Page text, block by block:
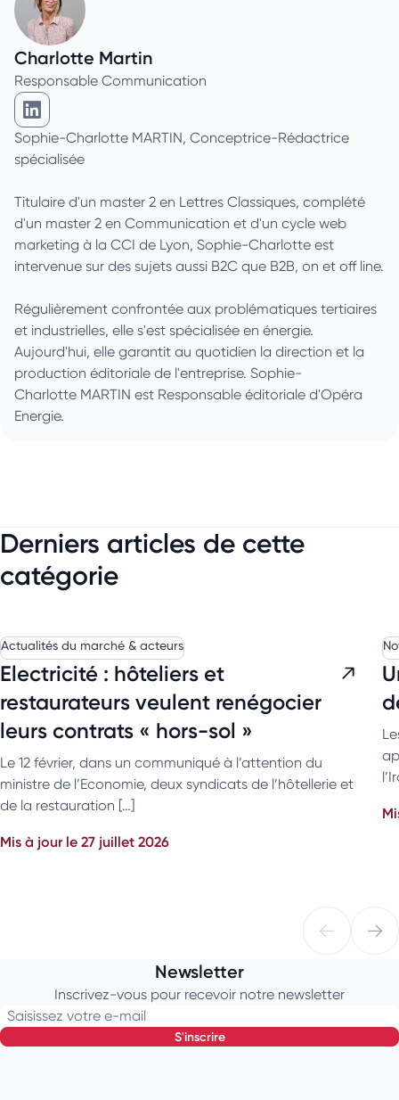
Charlotte Martin
Responsable Communication
Charlotte Martin sur Linkedin
Sophie-Charlotte MARTIN, Conceptrice-Rédactrice
spécialisée
Titulaire d'un master 2 en Lettres Classiques, complété
d'un master 2 en Communication et d'un cycle web
marketing à la CCI de Lyon, Sophie-Charlotte est
intervenue sur des sujets aussi B2C que B2B, on et off line.
Régulièrement confrontée aux problématiques tertiaires
et industrielles, elle s'est spécialisée en énergie.
Aujourd'hui, elle garantit au quotidien la direction et la
production éditoriale de l'entreprise. Sophie-
Charlotte MARTIN est Responsable éditoriale d'Opéra
Energie.
Derniers articles de cette
catégorie
Actualités du marché & acteurs
Electricité : hôteliers et
restaurateurs veulent renégocier
leurs contrats « hors-sol »
Le 12 février, dans un communiqué à l’attention du
ministre de l’Economie, deux syndicats de l’hôtellerie et
de la restauration […]
Mis à jour le 27 juillet 2026
Newsletter
Inscrivez-vous pour recevoir notre newsletter
Saisissez votre e-mail
s'inscrire